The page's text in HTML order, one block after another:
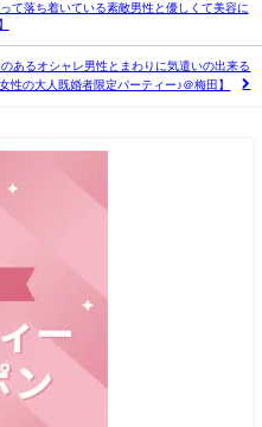
て落ち着いている素敵男性と優しくて美容に
あるオシャレ男性とまわりに気遣いの出来る
性の大人既婚者限定パーティー♪＠梅田】